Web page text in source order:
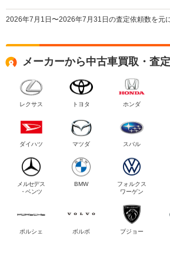
2026年7月1日〜2026年7月31日の査定依頼数を元
メーカーから中古車買取・査
レクサス トヨタ ホンダ
ダイハツ マツダ スバル
メルセデス
・ベンツ
BMW
フォルクス
ワーゲン
ポルシェ ボルボ プジョー